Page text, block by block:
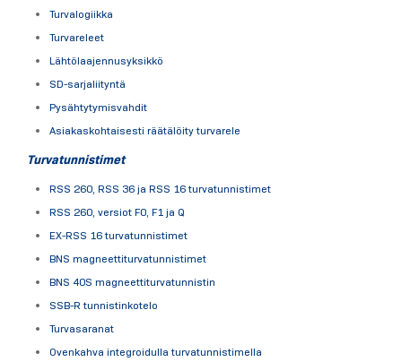
Turvalogiikka
Turvareleet
Lähtölaajennusyksikkö
SD-sarjaliityntä
Pysähtytymisvahdit
Asiakaskohtaisesti räätälöity turvarele
Turvatunnistimet
RSS 260, RSS 36 ja RSS 16 turvatunnistimet
RSS 260, versiot F0, F1 ja Q
EX-RSS 16 turvatunnistimet
BNS magneettiturvatunnistimet
BNS 40S magneettiturvatunnistin
SSB-R tunnistinkotelo
Turvasaranat
Ovenkahva integroidulla turvatunnistimella